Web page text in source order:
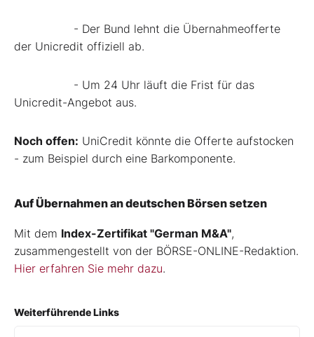
- Der Bund lehnt die Übernahmeofferte
der Unicredit offiziell ab.
- Um 24 Uhr läuft die Frist für das
Unicredit-Angebot aus.
Noch offen: UniCredit könnte die Offerte aufstocken
- zum Beispiel durch eine Barkomponente.
Auf Übernahmen an deutschen Börsen setzen
Mit dem Index-Zertifikat "German M&A",
zusammengestellt von der BÖRSE-ONLINE-Redaktion.
Hier erfahren Sie mehr dazu.
Weiterführende Links